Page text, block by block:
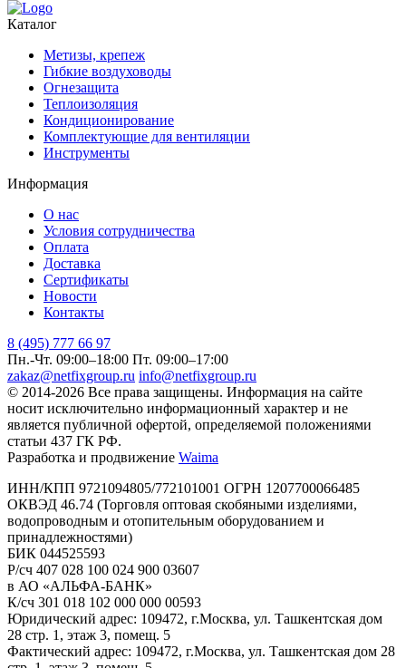
Каталог
Метизы, крепеж
Гибкие воздуховоды
Огнезащита
Теплоизоляция
Кондиционирование
Комплектующие для вентиляции
Инструменты
Информация
О нас
Условия сотрудничества
Оплата
Доставка
Сертификаты
Новости
Контакты
8 (495) 777 66 97
Пн.-Чт. 09:00–18:00 Пт. 09:00–17:00
zakaz@netfixgroup.ru info@netfixgroup.ru
© 2014-2026 Все права защищены. Информация на сайте
носит исключительно информационный характер и не
является публичной офертой, определяемой положениями
статьи 437 ГК РФ.
Разработка и продвижение Waima
ИНН/КПП 9721094805/772101001 ОГРН 1207700066485
ОКВЭД 46.74 (Торговля оптовая скобяными изделиями,
водопроводным и отопительным оборудованием и
принадлежностями)
БИК 044525593
Р/сч 407 028 100 024 900 03607
в АО «АЛЬФА-БАНК»
К/сч 301 018 102 000 000 00593
Юридический адрес: 109472, г.Москва, ул. Ташкентская дом
28 стр. 1, этаж 3, помещ. 5
Фактический адрес: 109472, г.Москва, ул. Ташкентская дом 28